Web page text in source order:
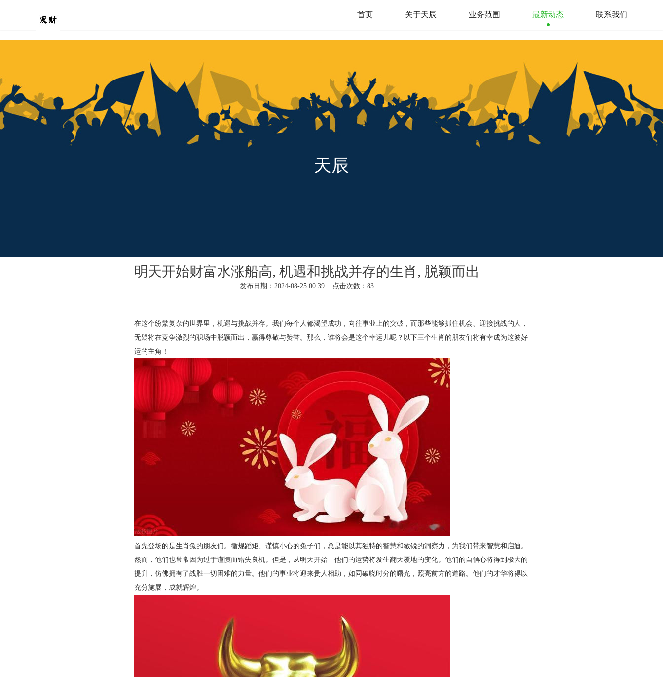
首页 关于天辰 业务范围 最新动态 联系我们
天辰
明天开始财富水涨船高, 机遇和挑战并存的生肖, 脱颖而出
发布日期：2024-08-25 00:39 点击次数：83
在这个纷繁复杂的世界里，机遇与挑战并存。我们每个人都渴望成功，向往事业上的突破，而那些能够抓住机会、迎接挑战的人，
无疑将在竞争激烈的职场中脱颖而出，赢得尊敬与赞誉。那么，谁将会是这个幸运儿呢？以下三个生肖的朋友们将有幸成为这波好
运的主角！
首先登场的是生肖兔的朋友们。循规蹈矩、谨慎小心的兔子们，总是能以其独特的智慧和敏锐的洞察力，为我们带来智慧和启迪。
然而，他们也常常因为过于谨慎而错失良机。但是，从明天开始，他们的运势将发生翻天覆地的变化。他们的自信心将得到极大的
提升，仿佛拥有了战胜一切困难的力量。他们的事业将迎来贵人相助，如同破晓时分的曙光，照亮前方的道路。他们的才华将得以
充分施展，成就辉煌。